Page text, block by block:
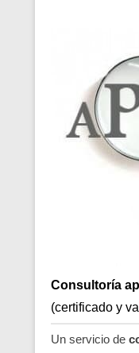
Consultoría
(certificado y
Un servicio de